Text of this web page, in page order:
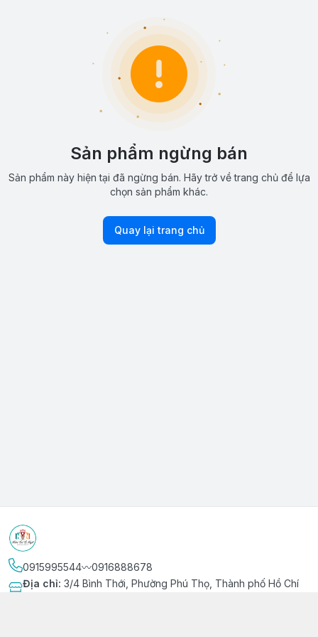
Sản phẩm ngừng bán
Sản phẩm này hiện tại đã ngừng bán. Hãy trở về trang chủ để lựa
chọn sản phẩm khác.
Quay lại trang chủ
0915995544〰️0916888678
Địa chỉ: 3/4 Bình Thới, Phường Phú Thọ, Thành phố Hồ Chí